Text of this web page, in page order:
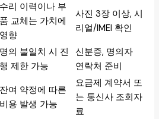
수리 이력이나 부
품 교체는 가치에
영향
사진 3장 이상, 시
리얼/IMEI 확인
명의 불일치 시 진
행 제한 가능
신분증, 명의자
연락처 준비
잔여 약정에 따른
비용 발생 가능
요금제 계약서 또
는 통신사 조회자
료